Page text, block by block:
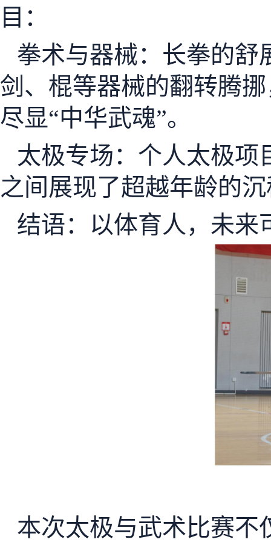
目：
拳术与器械：长拳的舒
剑、棍等器械的翻转腾
尽显“中华武魂”。
太极专场：个人太极项
之间展现了超越年龄的
结语：以体育人，未来
本次太极与武术比赛不